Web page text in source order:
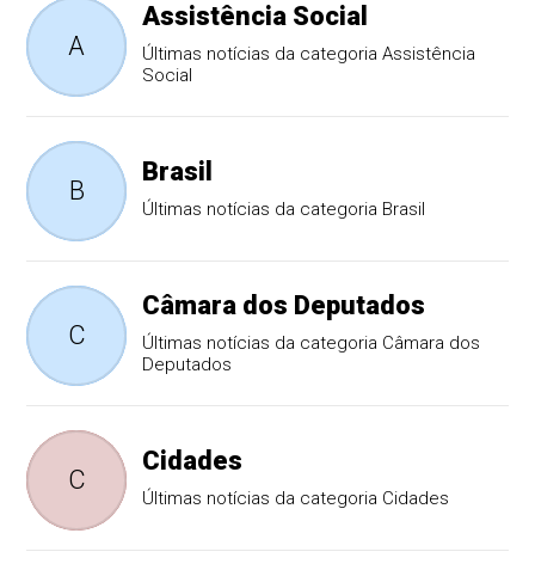
A
Assistência Social
Últimas notícias da categoria Assistência
Social
B
Brasil
Últimas notícias da categoria Brasil
C
Câmara dos Deputados
Últimas notícias da categoria Câmara dos
Deputados
C
Cidades
Últimas notícias da categoria Cidades